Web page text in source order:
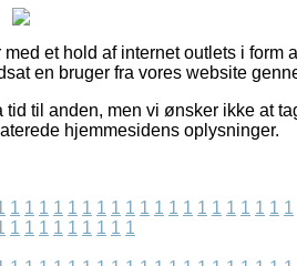
et hold af internet outlets i form
en bruger fra vores website
til anden, men vi ønsker ikke at
hjemmesidens oplysninger.
1 1 1 1 1 1 1 1 1 1 1 1 1 1 1 1 1 1 1 1
1 1 1 1 1 1 1 1 1